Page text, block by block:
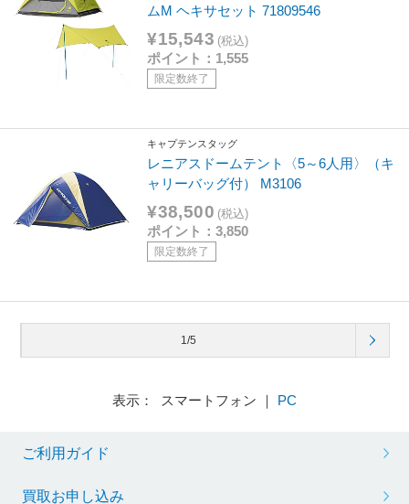
ムM ヘキサセット 71809546
¥15,543 (税込)
ポイント：1,555
限定数終了
キャプテンスタッグ
レニアスドームテント〈5～6人用〉（キ
ャリーバッグ付） M3106
¥38,500 (税込)
ポイント：3,850
限定数終了
1/5
表示： スマートフォン ｜ PC
ご利用ガイド
買取お申し込み